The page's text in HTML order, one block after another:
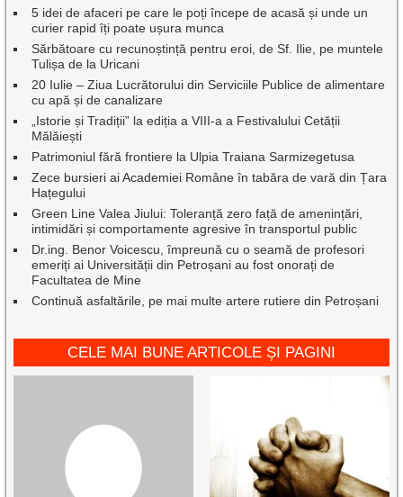
5 idei de afaceri pe care le poți începe de acasă și unde un
curier rapid îți poate ușura munca
Sărbătoare cu recunoștință pentru eroi, de Sf. Ilie, pe muntele
Tulișa de la Uricani
20 Iulie – Ziua Lucrătorului din Serviciile Publice de alimentare
cu apă și de canalizare
„Istorie și Tradiții” la ediția a VIII-a a Festivalului Cetății
Mălăiești
Patrimoniul fără frontiere la Ulpia Traiana Sarmizegetusa
Zece bursieri ai Academiei Române în tabăra de vară din Țara
Hațegului
Green Line Valea Jiului: Toleranță zero față de amenințări,
intimidări și comportamente agresive în transportul public
Dr.ing. Benor Voicescu, împreună cu o seamă de profesori
emeriți ai Universității din Petroșani au fost onorați de
Facultatea de Mine
Continuă asfaltările, pe mai multe artere rutiere din Petroșani
CELE MAI BUNE ARTICOLE ȘI PAGINI